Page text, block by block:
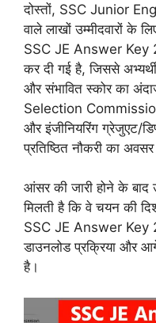
दोस्तों, SSC Junior
वाले लाखों उम्मीदवारों के
SSC JE Answer Key
कर दी गई है, जिससे
और संभावित स्कोर का
Selection Commission
और इंजीनियरिंग ग्रेजुएट/
प्रतिष्ठित नौकरी का
आंसर की जारी होने के बाद
मिलती है कि वे चयन की
SSC JE Answer Key
डाउनलोड प्रक्रिया और आगे
है।